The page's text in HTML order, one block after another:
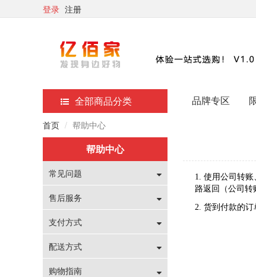
登录 注册
全部商品分类 品牌专区
首页 帮助中心
帮助中心
常见问题
售后服务
支付方式
配送方式
购物指南
1. 使用公司转
路返回（公司转
2. 货到付款的订